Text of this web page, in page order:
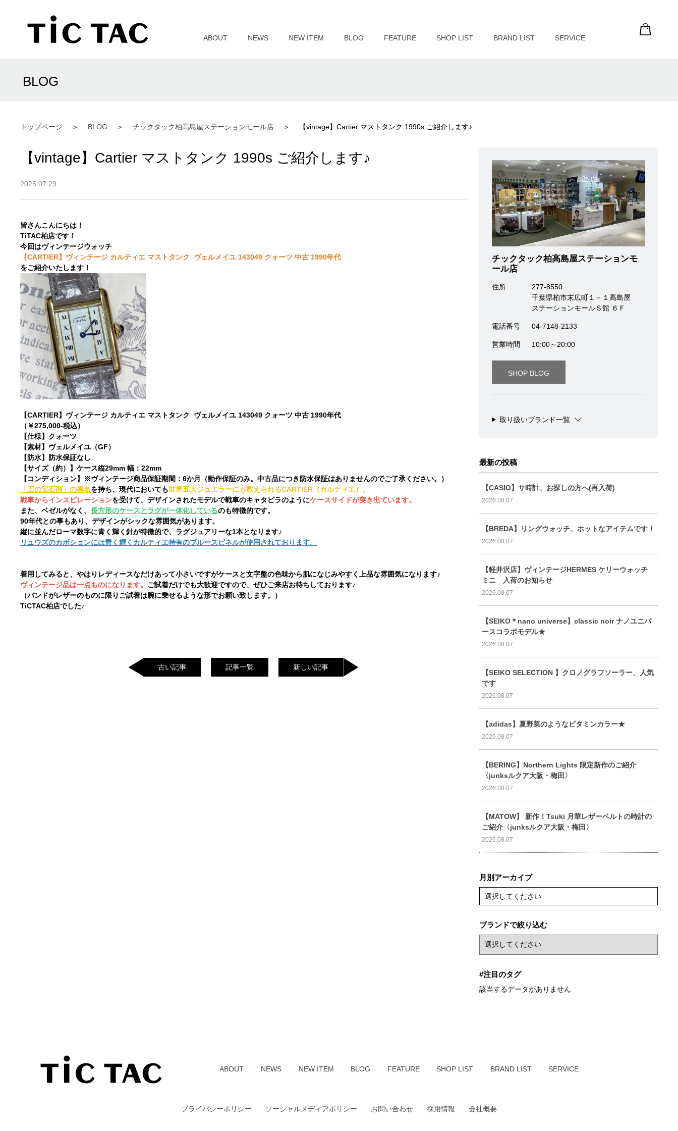
ABOUT NEWS NEW ITEM BLOG FEATURE SHOP LIST BRAND LIST SERVICE
トップページ BLOG チックタック柏高島屋ステーションモール店 【vintage】Cartier マストタンク 1990s ご紹介します♪
BLOG
【vintage】Cartier マストタンク 1990s ご紹介します♪
2025.07.29
皆さんこんにちは！
TiTAC柏店です！
今回はヴィンテージウォッチ
【CARTIER】ヴィンテージ カルティエ マストタンク ヴェルメイユ 143049 クォーツ 中古 1990年代
をご紹介いたします！
【CARTIER】ヴィンテージ カルティエ マストタンク ヴェルメイユ 143049 クォーツ 中古 1990年代
（￥275,000-税込）
【仕様】クォーツ
【素材】ヴェルメイユ（GF）
【防水】防水保証なし
【サイズ（約）】ケース縦29mm 幅：22mm
【コンディション】※ヴィンテージ商品保証期間：6か月（動作保証のみ。中古品につき防水保証はありませんのでご了承ください。）
「王の宝石商」の異名を持ち、現代においても世界五大ジュエラーにも数えられるCARTIER（カルティエ）。
戦車からインスピレーションを受けて、デザインされたモデルで戦車のキャタピラのようにケースサイドが突き出ています。
また、ベゼルがなく、長方形のケースとラグが一体化しているのも特徴的です。
90年代との事もあり、デザインがシックな雰囲気があります。
縦に並んだローマ数字に青く輝く針が特徴的で、ラグジュアリーな1本となります♪
リュウズのカボションには青く輝くカルティエ特有のブルースピネルが使用されております。
着用してみると、やはりレディースなだけあって小さいですがケースと文字盤の色味から肌になじみやすく上品な雰囲気になります♪
ヴィンテージ品は一点ものになります。 ご試着だけでも大歓迎ですので、ぜひご来店お待ちしております♪
（バンドがレザーのものに限りご試着は腕に乗せるような形でお願い致します。）
TiCTAC柏店でした♪
古い記事 記事一覧 新しい記事
チックタック柏高島屋ステーションモ
ール店
住所
277-8550
千葉県柏市末広町１－１髙島屋
ステーションモールＳ館 ６Ｆ
電話番号 04-7148-2133
営業時間 10:00～20:00
SHOP BLOG
取り扱いブランド一覧
最新の投稿
【CASIO】サ時計、お探しの方へ(再入荷)
2026.08.07
【BREDA】リングウォッチ、ホットなアイテムです！
2026.08.07
【軽井沢店】ヴィンテージHERMES ケリーウォッチ
ミニ 入荷のお知らせ
2026.08.07
【SEIKO＊nano universe】classic noir ナノユニバ
ースコラボモデル★
2026.08.07
【SEIKO SELECTION 】クロノグラフソーラー、人気
です
2026.08.07
【adidas】夏野菜のようなビタミンカラー★
2026.08.07
【BERING】Northern Lights 限定新作のご紹介
〈junksルクア大阪・梅田〉
2026.08.07
【MATOW】 新作！Tsuki 月華レザーベルトの時計の
ご紹介〈junksルクア大阪・梅田〉
2026.08.07
月別アーカイブ
選択してください
ブランドで絞り込む
#注目のタグ
該当するデータがありません
ABOUT NEWS NEW ITEM BLOG FEATURE SHOP LIST BRAND LIST SERVICE
プライバシーポリシー ソーシャルメディアポリシー お問い合わせ 採用情報 会社概要